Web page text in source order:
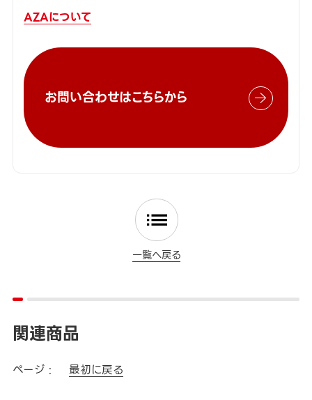
AZAについて
お問い合わせはこちらから
一覧へ戻る
関連商品
ページ : 最初に戻る